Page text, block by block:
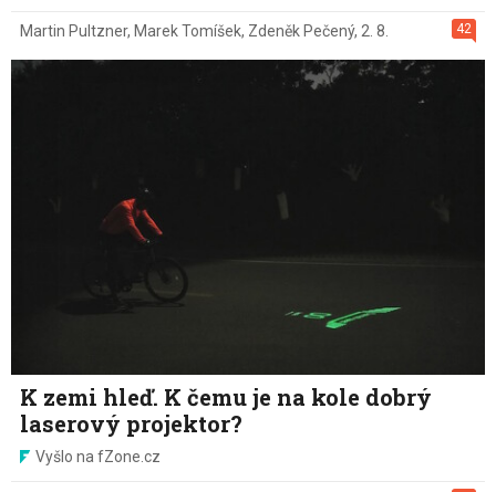
42
Martin Pultzner, Marek Tomíšek, Zdeněk Pečený, 2. 8.
K zemi hleď. K čemu je na kole dobrý
laserový projektor?
Vyšlo na fZone.cz